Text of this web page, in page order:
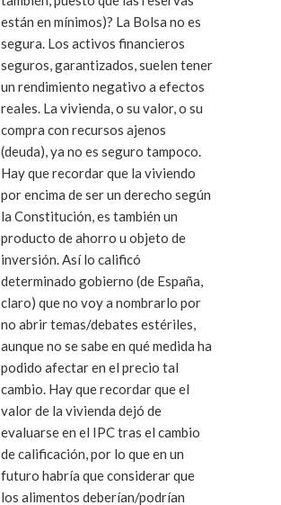
están en mínimos)? La Bolsa no es
segura. Los activos financieros
seguros, garantizados, suelen tener
un rendimiento negativo a efectos
reales. La vivienda, o su valor, o su
compra con recursos ajenos
(deuda), ya no es seguro tampoco.
Hay que recordar que la viviendo
por encima de ser un derecho según
la Constitución, es también un
producto de ahorro u objeto de
inversión. Así lo calificó
determinado gobierno (de España,
claro) que no voy a nombrarlo por
no abrir temas/debates estériles,
aunque no se sabe en qué medida ha
podido afectar en el precio tal
cambio. Hay que recordar que el
valor de la vivienda dejó de
evaluarse en el IPC tras el cambio
de calificación, por lo que en un
futuro habría que considerar que
los alimentos deberían/podrían